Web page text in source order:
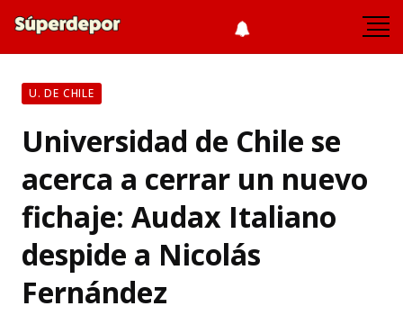
U. DE CHILE
Universidad de Chile se
acerca a cerrar un nuevo
fichaje: Audax Italiano
despide a Nicolás
Fernández